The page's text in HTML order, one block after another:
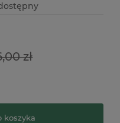
zł
koszyka